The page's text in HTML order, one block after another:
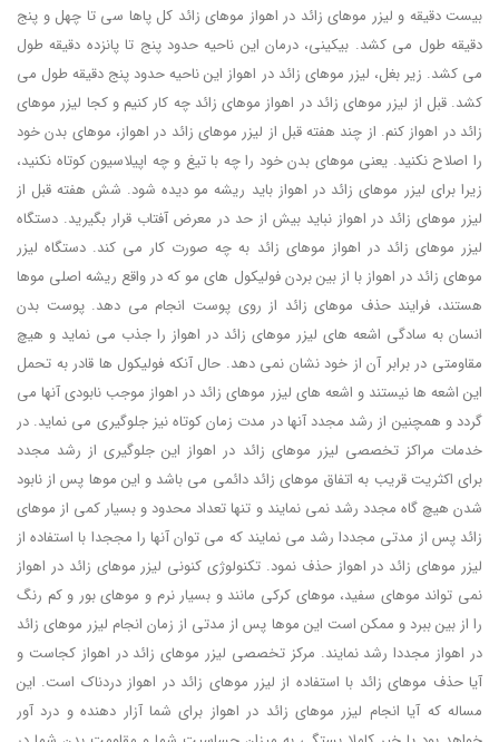
بیست دقیقه و لیزر موهای زائد در اهواز موهای زائد کل پاها سی تا چهل و پنج
دقیقه طول می کشد. بیکینی، درمان این ناحیه حدود پنج تا پانزده دقیقه طول
می کشد. زیر بغل، لیزر موهای زائد در اهواز این ناحیه حدود پنج دقیقه طول می
کشد. قبل از لیزر موهای زائد در اهواز موهای زائد چه کار کنیم و کجا لیزر موهای
زائد در اهواز کنم. از چند هفته قبل از لیزر موهای زائد در اهواز، موهای بدن خود
را اصلاح نکنید. یعنی موهای بدن خود را چه با تیغ و چه اپیلاسیون کوتاه نکنید،
زیرا برای لیزر موهای زائد در اهواز باید ریشه مو دیده شود. شش هفته قبل از
لیزر موهای زائد در اهواز نباید بیش از حد در معرض آفتاب قرار بگیرید. دستگاه
لیزر موهای زائد در اهواز موهای زائد به چه صورت کار می کند. دستگاه لیزر
موهای زائد در اهواز با از بین بردن فولیکول های مو که در واقع ریشه اصلی موها
هستند، فرایند حذف موهای زائد از روی پوست انجام می دهد. پوست بدن
انسان به سادگی اشعه های لیزر موهای زائد در اهواز را جذب می نماید و هیچ
مقاومتی در برابر آن از خود نشان نمی دهد. حال آنکه فولیکول ها قادر به تحمل
این اشعه ها نیستند و اشعه های لیزر موهای زائد در اهواز موجب نابودی آنها می
گردد و همچنین از رشد مجدد آنها در مدت زمان کوتاه نیز جلوگیری می نماید. در
خدمات مراکز تخصصی لیزر موهای زائد در اهواز این جلوگیری از رشد مجدد
برای اکثریت قریب به اتفاق موهای زائد دائمی می باشد و این موها پس از نابود
شدن هیچ گاه مجدد رشد نمی نمایند و تنها تعداد محدود و بسیار کمی از موهای
زائد پس از مدتی مجددا رشد می نمایند که می توان آنها را مججدا با استفاده از
لیزر موهای زائد در اهواز حذف نمود. تکنولوژی کنونی لیزر موهای زائد در اهواز
نمی تواند موهای سفید، موهای کرکی مانند و بسیار نرم و موهای بور و کم رنگ
را از بین ببرد و ممکن است این موها پس از مدتی از زمان انجام لیزر موهای زائد
در اهواز مجددا رشد نمایند. مرکز تخصصی لیزر موهای زائد در اهواز کجاست و
آیا حذف موهای زائد با استفاده از لیزر موهای زائد در اهواز دردناک است. این
مساله که آیا انجام لیزر موهای زائد در اهواز برای شما آزار دهنده و درد آور